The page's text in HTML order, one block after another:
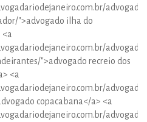
advogado-
">advogado ilha do
<a
advogado-
">advogado recreio dos
<a
advogado-
copacabana</a> <a
advogado-